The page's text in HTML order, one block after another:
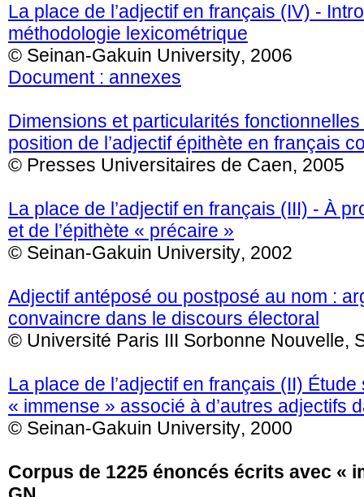
La place de l’adjectif en français (IV) -
méthodologie lexicométrique
© Seinan-Gakuin University, 2006
Document : annexes
Dimensions et particularités
position de l’adjectif épithète en français
© Presses Universitaires de Caen, 2005
La place de l’adjectif en français (III) - À
et de l’épithète « précaire »
© Seinan-Gakuin University, 2002
Adjectif antéposé ou postposé au nom :
convaincre dans le discours électoral
© Université Paris III Sorbonne Nouvelle,
La place de l’adjectif en français (II)
« immense » associé à d’autres adjectifs
© Seinan-Gakuin University, 2000
Corpus de 1225 énoncés écrits avec «